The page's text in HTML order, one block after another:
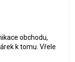
obchodu,
k tomu. Vřele